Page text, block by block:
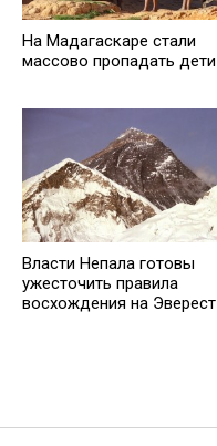
На Мадагаскаре стали
массово пропадать дети
Власти Непала готовы
ужесточить правила
восхождения на Эверест